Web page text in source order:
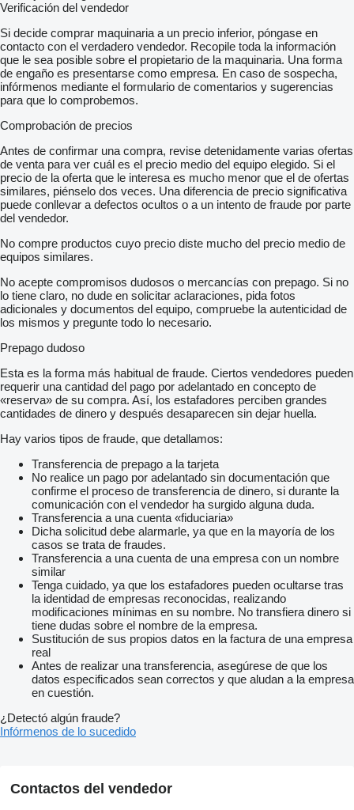
Verificación del vendedor
Si decide comprar maquinaria a un precio inferior, póngase en
contacto con el verdadero vendedor. Recopile toda la información
que le sea posible sobre el propietario de la maquinaria. Una forma
de engaño es presentarse como empresa. En caso de sospecha,
infórmenos mediante el formulario de comentarios y sugerencias
para que lo comprobemos.
Comprobación de precios
Antes de confirmar una compra, revise detenidamente varias ofertas
de venta para ver cuál es el precio medio del equipo elegido. Si el
precio de la oferta que le interesa es mucho menor que el de ofertas
similares, piénselo dos veces. Una diferencia de precio significativa
puede conllevar a defectos ocultos o a un intento de fraude por parte
del vendedor.
No compre productos cuyo precio diste mucho del precio medio de
equipos similares.
No acepte compromisos dudosos o mercancías con prepago. Si no
lo tiene claro, no dude en solicitar aclaraciones, pida fotos
adicionales y documentos del equipo, compruebe la autenticidad de
los mismos y pregunte todo lo necesario.
Prepago dudoso
Esta es la forma más habitual de fraude. Ciertos vendedores pueden
requerir una cantidad del pago por adelantado en concepto de
«reserva» de su compra. Así, los estafadores perciben grandes
cantidades de dinero y después desaparecen sin dejar huella.
Hay varios tipos de fraude, que detallamos:
Transferencia de prepago a la tarjeta
No realice un pago por adelantado sin documentación que
confirme el proceso de transferencia de dinero, si durante la
comunicación con el vendedor ha surgido alguna duda.
Transferencia a una cuenta «fiduciaria»
Dicha solicitud debe alarmarle, ya que en la mayoría de los
casos se trata de fraudes.
Transferencia a una cuenta de una empresa con un nombre
similar
Tenga cuidado, ya que los estafadores pueden ocultarse tras
la identidad de empresas reconocidas, realizando
modificaciones mínimas en su nombre. No transfiera dinero si
tiene dudas sobre el nombre de la empresa.
Sustitución de sus propios datos en la factura de una empresa
real
Antes de realizar una transferencia, asegúrese de que los
datos especificados sean correctos y que aludan a la empresa
en cuestión.
¿Detectó algún fraude?
Infórmenos de lo sucedido
Contactos del vendedor